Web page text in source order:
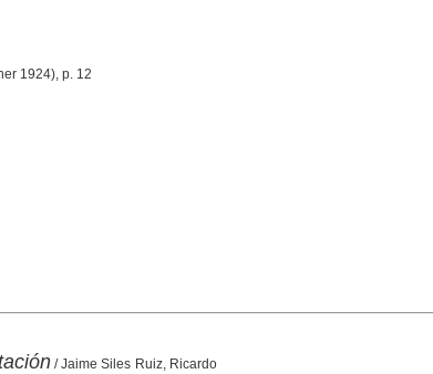
1924), p. 12
/ Jaime Siles Ruiz, Ricardo